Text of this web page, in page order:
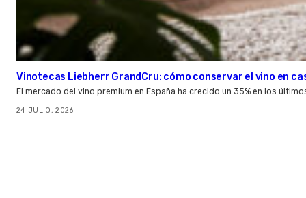
Vinotecas Liebherr GrandCru: cómo conservar el vino en
El mercado del vino premium en España ha crecido un 35% en los
24 JULIO, 2026